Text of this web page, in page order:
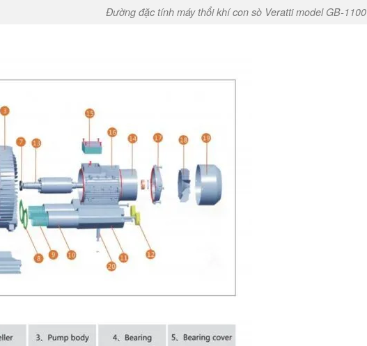
Đường đặc tính máy thổi khí con sò Veratti model GB-1100